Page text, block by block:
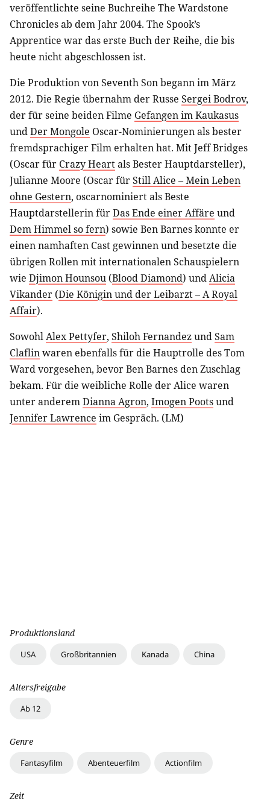
veröffentlichte seine Buchreihe The Wardstone
Chronicles ab dem Jahr 2004. The Spook’s
Apprentice war das erste Buch der Reihe, die bis
heute nicht abgeschlossen ist.
Die Produktion von Seventh Son begann im März
2012. Die Regie übernahm der Russe Sergei Bodrov,
der für seine beiden Filme Gefangen im Kaukasus
undDer Mongole Oscar-Nominierungen als bester
fremdsprachiger Film erhalten hat. Mit Jeff Bridges
(Oscar für Crazy Heartals Bester Hauptdarsteller),
Julianne Moore (Oscar fürStill Alice – Mein Leben
ohne Gestern, oscarnominiert als Beste
Hauptdarstellerin fürDas Ende einer Affäre und
Dem Himmel so fern) sowie Ben Barnes konnte er
einen namhaften Cast gewinnen und besetzte die
übrigen Rollen mit internationalen Schauspielern
wie Djimon Hounsou (Blood Diamond) undAlicia
Vikander (Die Königin und der Leibarzt – A Royal
Affair).
SowohlAlex Pettyfer, Shiloh FernandezundSam
Claflinwaren ebenfalls für die Hauptrolle des Tom
Ward vorgesehen, bevor Ben Barnes den Zuschlag
bekam. Für die weibliche Rolle der Alice waren
unter anderemDianna Agron, Imogen Pootsund
Jennifer Lawrence im Gespräch. (LM)
Produktionsland
USA Großbritannien Kanada China
Altersfreigabe
Ab 12
Genre
Fantasyfilm Abenteuerfilm Actionfilm
Zeit